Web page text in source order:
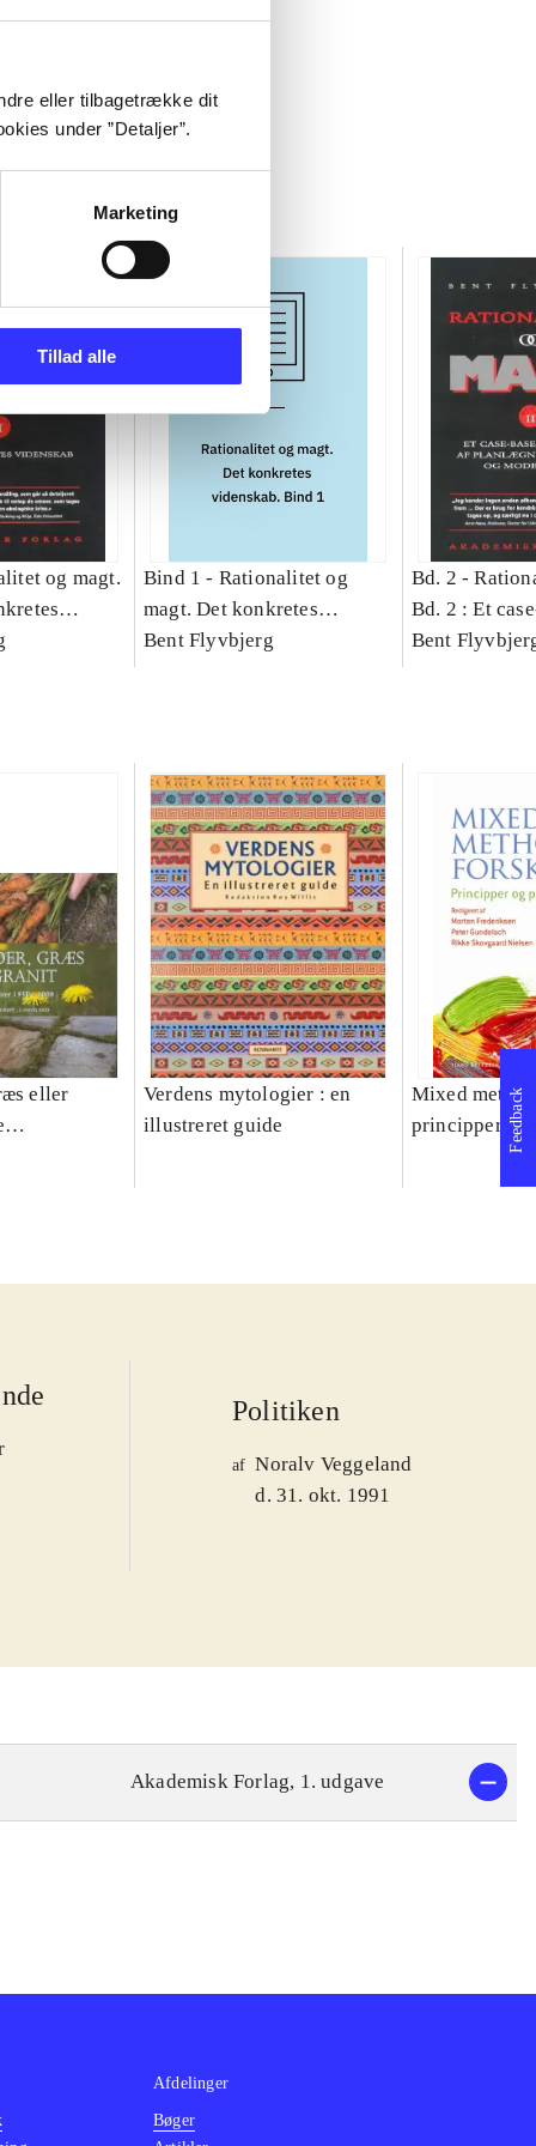
eller tilbagetrække dit
under ”Detaljer”.
Marketing
Tillad alle
og magt.
Bind 1 - Rationalitet og
magt. Det konkretes
videnskab. Bind 1
Bent Flyvbjerg
Bd. 2 -
Bd. 2 : Et
studie af
Bent
eller
Verdens mytologier : en
illustreret guide
Mixed
principper og
Politiken
af Noralv Veggeland
d. 31. okt. 1991
Akademisk Forlag, 1. udgave
Feedback
Afdelinger
Bøger